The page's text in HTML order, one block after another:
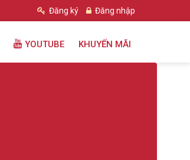
Đăng ký Đăng nhập
YOUTUBE KHUYẾN MÃI